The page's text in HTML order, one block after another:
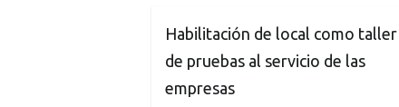
Habilitación de local como taller
de pruebas al servicio de las
empresas